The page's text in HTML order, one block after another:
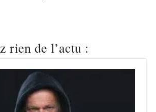
rien de l’actu :